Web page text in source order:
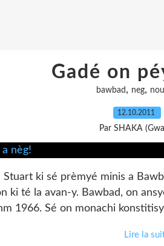
Gadé on
bawbad , neg, nou
12.10.2011
Par SHAKA
Stuart ki sé prèmyé minis a
ki té la avan-y. Bawbad, on
1966. Sé on monachi
Lire la